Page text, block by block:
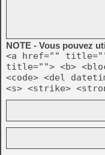
NOTE - Vous pouvez
<a href=""
title=""> <b>
<code> <del
<s> <strike>